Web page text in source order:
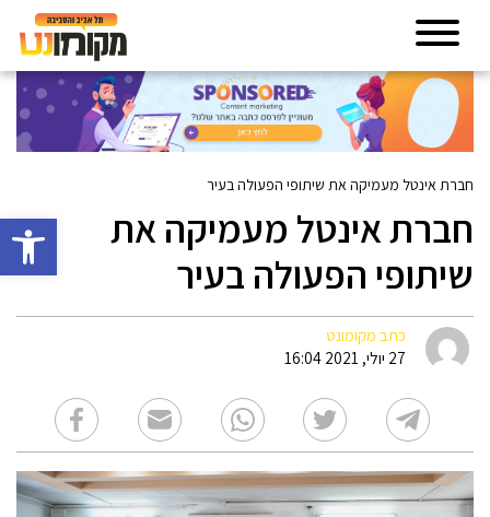
פתח
חברת אינטל מעמיקה את שיתופי הפעולה בעיר
חברת אינטל מעמיקה את
שיתופי הפעולה בעיר
כתב מקומונט
27 יולי, 2021 16:04